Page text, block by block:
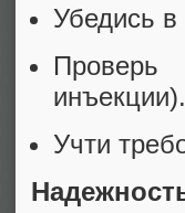
Убедись в
инъекции).
Учти